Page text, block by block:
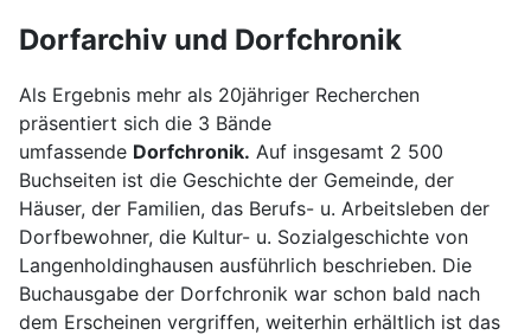
Dorfarchiv und Dorfchronik
Als Ergebnis mehr als 20jähriger Recherchen
präsentiert sich die 3 Bände
umfassende Dorfchronik. Auf insgesamt 2 500
Buchseiten ist die Geschichte der Gemeinde, der
Häuser, der Familien, das Berufs- u. Arbeitsleben der
Dorfbewohner, die Kultur- u. Sozialgeschichte von
Langenholdinghausen ausführlich beschrieben. Die
Buchausgabe der Dorfchronik war schon bald nach
dem Erscheinen vergriffen, weiterhin erhältlich ist das